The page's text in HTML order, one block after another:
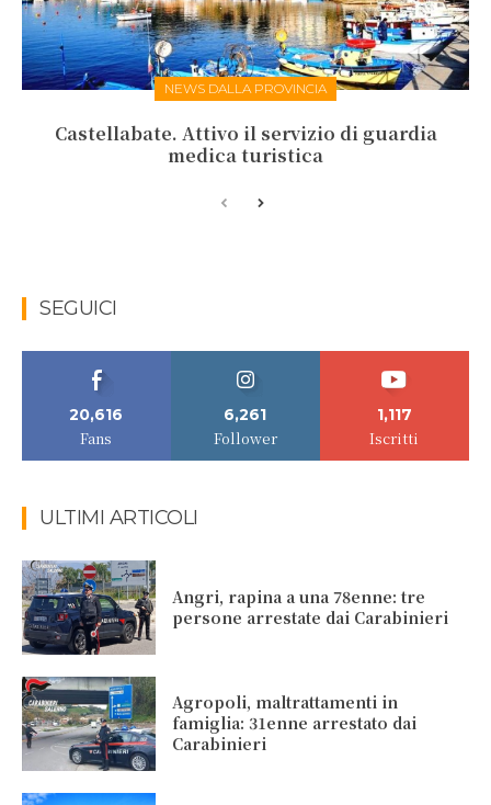
NEWS DALLA PROVINCIA
Castellabate. Attivo il servizio di guardia
medica turistica
SEGUICI
20,616
Fans
6,261
Follower
1,117
Iscritti
ULTIMI ARTICOLI
Angri, rapina a una 78enne: tre
persone arrestate dai Carabinieri
Agropoli, maltrattamenti in
famiglia: 31enne arrestato dai
Carabinieri